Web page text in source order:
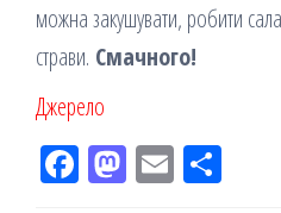
можна закушувати, робити
страви. Смачного!
Джерело
Fac M Em